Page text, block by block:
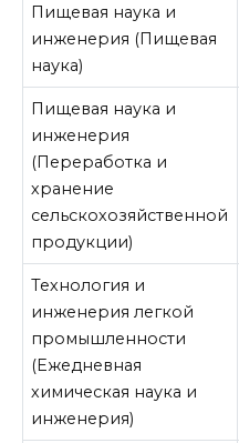
Пищевая наука и
инженерия (Пищевая
наука)
Пищевая наука и
инженерия
(Переработка и
хранение
сельскохозяйственной
продукции)
Технология и
инженерия легкой
промышленности
(Ежедневная
химическая наука и
инженерия)